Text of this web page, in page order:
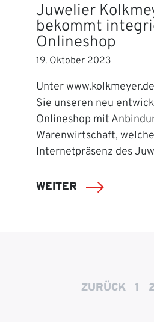
Juwelier
bekommt
Onlineshop
19. Oktober 2023
Unter
Sie unseren neu
Onlineshop mit
Warenwirtschaft,
Internetpräsenz des
WEITER
ZURÜCK 1 2